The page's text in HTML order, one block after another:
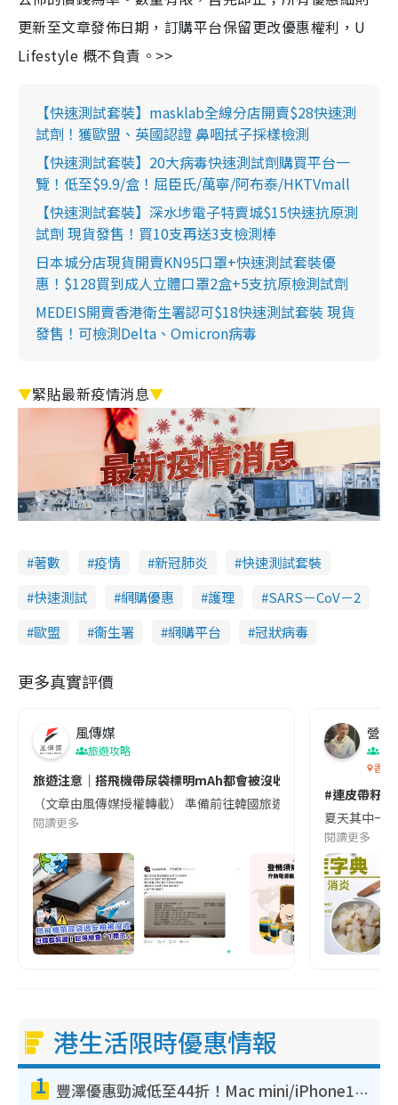
更新至文章發佈日期，訂購平台保留更改優惠權利，U
Lifestyle 概不負責。>>
【快速測試套裝】masklab全線分店開賣$28快速測
試劑！獲歐盟、英國認證 鼻咽拭子採樣檢測
【快速測試套裝】20大病毒快速測試劑購買平台一
覽！低至$9.9/盒！屈臣氏/萬寧/阿布泰/HKTVmall
【快速測試套裝】深水埗電子特賣城$15快速抗原測
試劑 現貨發售！買10支再送3支檢測棒
日本城分店現貨開賣KN95口罩+快速測試套裝優
惠！$128買到成人立體口罩2盒+5支抗原檢測試劑
MEDEIS開賣香港衛生署認可$18快速測試套裝 現貨
發售！可檢測Delta、Omicron病毒
▼緊貼最新疫情消息▼
著數 疫情 新冠肺炎
快速測試套裝
快速測試
網購優惠 護理
SARS－CoV－2
歐盟
衞生署 網購平台 冠狀病毒
更多真實評價
風傳媒
旅遊攻略
旅遊注意｜搭飛機帶尿袋標明mAh都會被沒收😱出發前切記檢查
（文章由風傳媒授權轉載） 準備前往韓國旅遊的民眾，近期要
閱讀更多
營養
香港
#連皮帶籽
夏天其中一
閱讀更多
港生活限時優惠情報
1 豐澤優惠勁減低至44折！Mac mini/iPhone17Pro大減價！廚房家電$220起